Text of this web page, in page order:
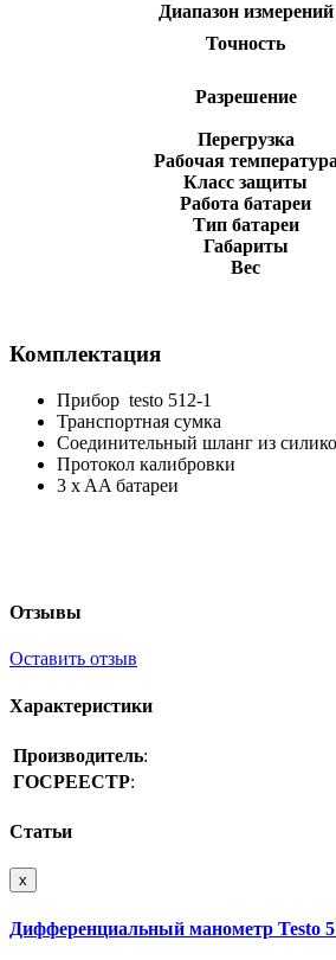
Диапазон измерений
Точность
Разрешение
Перегрузка
Рабочая температура
Класс защиты
Работа батареи
Тип батареи
Габариты
Вес
Комплектация
Прибор testo 512-1
Транспортная сумка
Соединительный шланг из
Протокол калибровки
3 x AA батареи
Отзывы
Оставить отзыв
Характеристики
Производитель:
ГОСРЕЕСТР:
Статьи
x
Дифференциальный манометр Testo